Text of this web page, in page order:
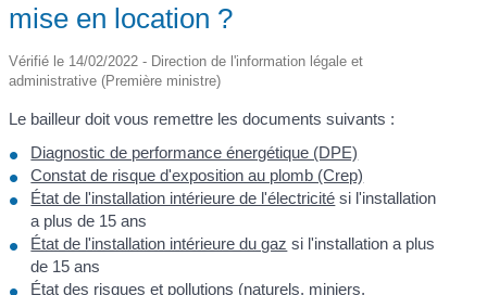
mise en location ?
Vérifié le 14/02/2022 - Direction de l'information légale et
administrative (Première ministre)
Le bailleur doit vous remettre les documents suivants :
Diagnostic de performance énergétique (DPE)
Constat de risque d'exposition au plomb (Crep)
État de l'installation intérieure de l'électricité si l'installation
a plus de 15 ans
État de l'installation intérieure du gaz si l'installation a plus
de 15 ans
État des risques et pollutions (naturels, miniers,